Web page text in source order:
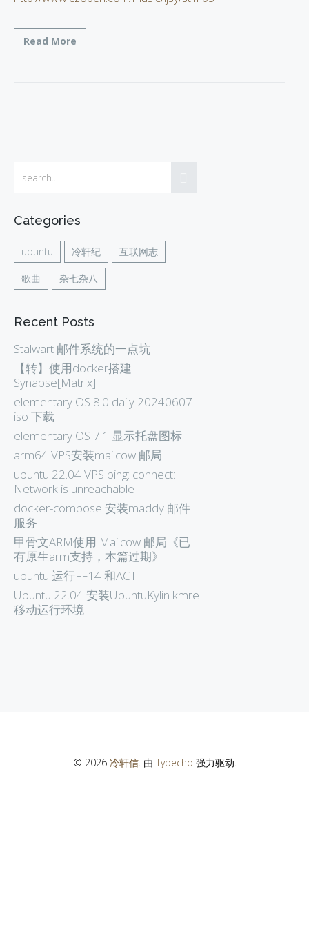
Read More
Categories
ubuntu 冷轩纪 互联网志
歌曲 杂七杂八
Recent Posts
Stalwart 邮件系统的一点坑
【转】使用docker搭建
Synapse[Matrix]
elementary OS 8.0 daily 20240607
iso 下载
elementary OS 7.1 显示托盘图标
arm64 VPS安装mailcow 邮局
ubuntu 22.04 VPS ping: connect:
Network is unreachable
docker-compose 安装maddy 邮件
服务
甲骨文ARM使用 Mailcow 邮局《已
有原生arm支持，本篇过期》
ubuntu 运行FF14 和ACT
Ubuntu 22.04 安装UbuntuKylin kmre
移动运行环境
© 2026 冷轩信. 由 Typecho 强力驱动.